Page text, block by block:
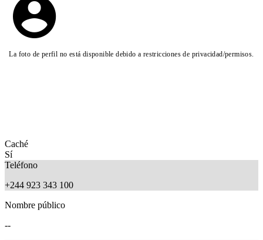
La foto de perfil no está disponible debido a restricciones de privacidad/permisos.
Caché
Sí
Teléfono
+244 923 343 100
Nombre público
--